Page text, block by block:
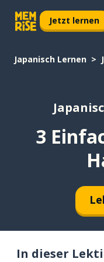
Jetzt lernen
Japanisch Lernen
3
In dieser